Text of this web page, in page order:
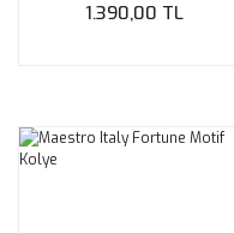
1.390,00 TL